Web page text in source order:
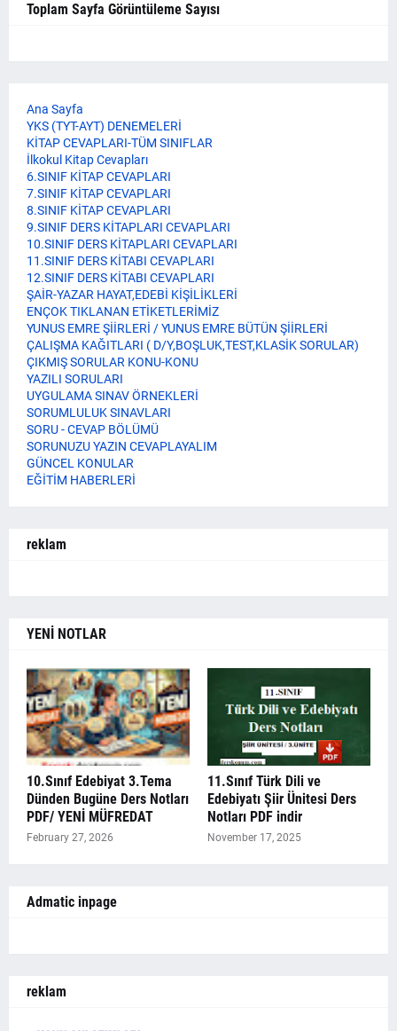
Toplam Sayfa Görüntüleme Sayısı
Ana Sayfa
YKS (TYT-AYT) DENEMELERİ
KİTAP CEVAPLARI-TÜM SINIFLAR
İlkokul Kitap Cevapları
6.SINIF KİTAP CEVAPLARI
7.SINIF KİTAP CEVAPLARI
8.SINIF KİTAP CEVAPLARI
9.SINIF DERS KİTAPLARI CEVAPLARI
10.SINIF DERS KİTAPLARI CEVAPLARI
11.SINIF DERS KİTABI CEVAPLARI
12.SINIF DERS KİTABI CEVAPLARI
ŞAİR-YAZAR HAYAT,EDEBİ KİŞİLİKLERİ
ENÇOK TIKLANAN ETİKETLERİMİZ
YUNUS EMRE ŞİİRLERİ / YUNUS EMRE BÜTÜN ŞİİRLERİ
ÇALIŞMA KAĞITLARI ( D/Y,BOŞLUK,TEST,KLASİK SORULAR)
ÇIKMIŞ SORULAR KONU-KONU
YAZILI SORULARI
UYGULAMA SINAV ÖRNEKLERİ
SORUMLULUK SINAVLARI
SORU - CEVAP BÖLÜMÜ
SORUNUZU YAZIN CEVAPLAYALIM
GÜNCEL KONULAR
EĞİTİM HABERLERİ
reklam
YENİ NOTLAR
10.Sınıf Edebiyat 3.Tema
Dünden Bugüne Ders Notları
PDF/ YENİ MÜFREDAT
February 27, 2026
11.Sınıf Türk Dili ve
Edebiyatı Şiir Ünitesi Ders
Notları PDF indir
November 17, 2025
Admatic inpage
reklam